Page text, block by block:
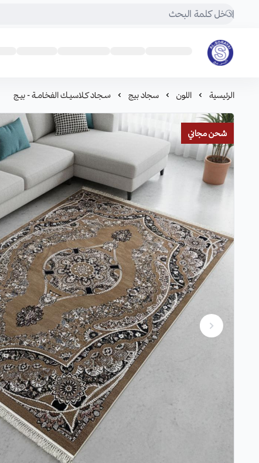
مفروشات السريع-اكبر متجر سجاد في المملكة
الرئيسية اللون سجاد بيج سـجـاد كـلاسيـك الفخـامـة - بيـج
شحن مجاني